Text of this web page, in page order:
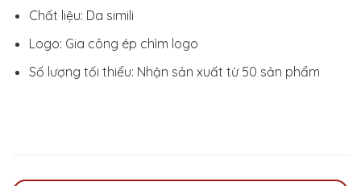
Chất liệu: Da simili
Logo: Gia công ép chìm logo
Số lượng tối thiểu: Nhận sản xuất từ 50 sản phẩm